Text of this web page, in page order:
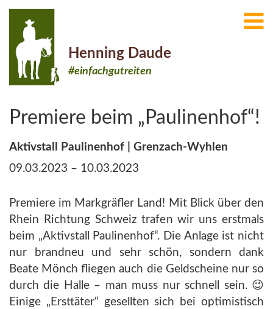
Henning Daude
#einfachgutreiten
Premiere beim „Paulinenhof“!
Aktivstall Paulinenhof | Grenzach-Wyhlen
09.03.2023 – 10.03.2023
Premiere im Markgräfler Land! Mit Blick über den
Rhein Richtung Schweiz trafen wir uns erstmals
beim „Aktivstall Paulinenhof“. Die Anlage ist nicht
nur brandneu und sehr schön, sondern dank
Beate Mönch fliegen auch die Geldscheine nur so
durch die Halle – man muss nur schnell sein. 😉
Einige „Ersttäter“ gesellten sich bei optimistisch